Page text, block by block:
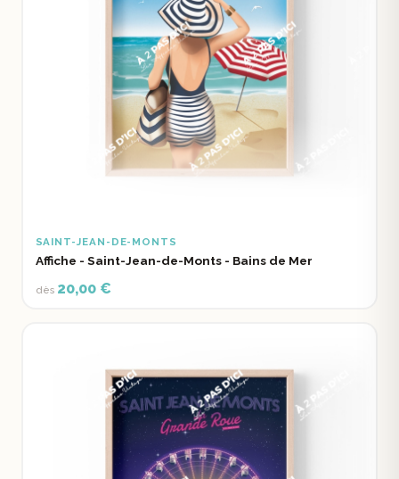
SAINT-JEAN-DE-MONTS
Affiche - Saint-Jean-de-Monts - Bains de Mer
dès 20,00 €